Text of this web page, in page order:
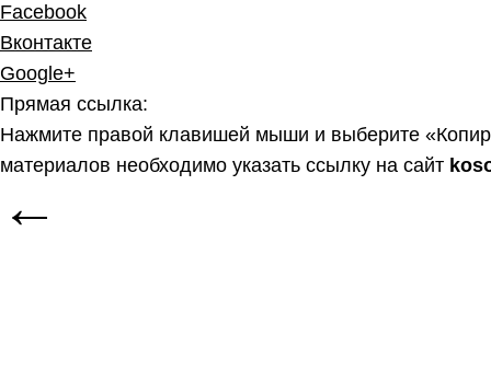
Facebook
Вконтакте
Google+
Прямая ссылка:
Нажмите правой клавишей мыши и выберите
материалов необходимо указать ссылку на сайт
←